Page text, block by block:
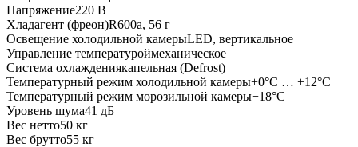
Напряжение220 В
Хладагент (фреон)R600a, 56 г
Освещение холодильной камерыLED, вертикальное
Управление температуроймеханическое
Система охлаждениякапельная (Defrost)
Температурный режим холодильной камеры+0°C … +12°C
Температурный режим морозильной камеры−18°C
Уровень шума41 дБ
Вес нетто50 кг
Вес брутто55 кг